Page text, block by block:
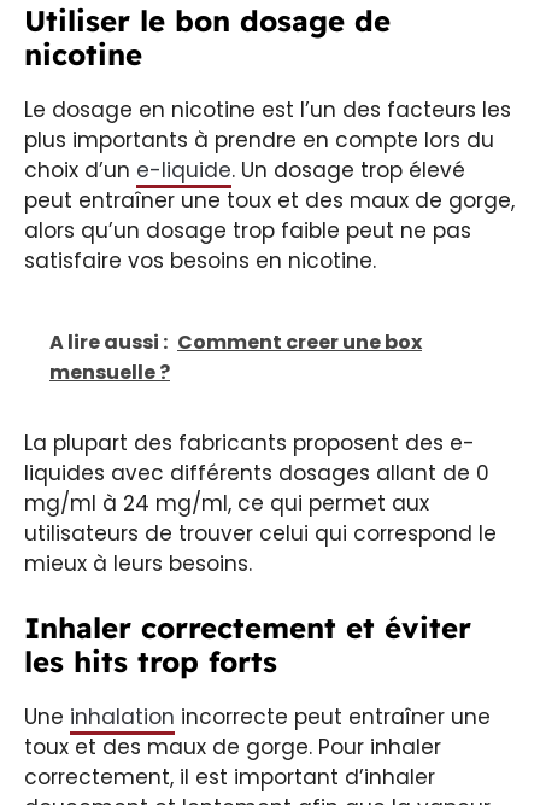
Utiliser le bon dosage de
nicotine
Le dosage en nicotine est l’un des facteurs les
plus importants à prendre en compte lors du
choix d’un e-liquide. Un dosage trop élevé
peut entraîner une toux et des maux de gorge,
alors qu’un dosage trop faible peut ne pas
satisfaire vos besoins en nicotine.
A lire aussi : Comment creer une box
mensuelle ?
La plupart des fabricants proposent des e-
liquides avec différents dosages allant de 0
mg/ml à 24 mg/ml, ce qui permet aux
utilisateurs de trouver celui qui correspond le
mieux à leurs besoins.
Inhaler correctement et éviter
les hits trop forts
Une inhalation incorrecte peut entraîner une
toux et des maux de gorge. Pour inhaler
correctement, il est important d’inhaler